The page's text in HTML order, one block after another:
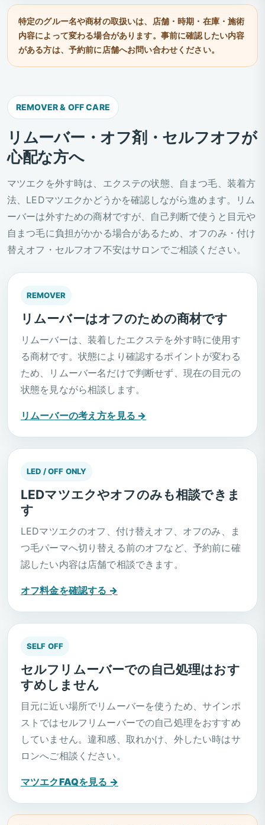
特定のグルー名や商材の取扱いは、店舗・時期・在庫・施術
内容によって変わる場合があります。事前に確認したい内容
がある方は、予約前に店舗へお問い合わせください。
REMOVER & OFF CARE
リムーバー・オフ剤・セルフオフが
心配な方へ
マツエクを外す時は、エクステの状態、自まつ毛、装着方
法、LEDマツエクかどうかを確認しながら進めます。リム
ーバーは外すための商材ですが、自己判断で使うと目元や
自まつ毛に負担がかかる場合があるため、オフのみ・付け
替えオフ・セルフオフ不安はサロンでご相談ください。
REMOVER
リムーバーはオフのための商材です
リムーバーは、装着したエクステを外す時に使用す
る商材です。状態により確認するポイントが変わる
ため、リムーバー名だけで判断せず、現在の目元の
状態を見ながら相談します。
リムーバーの考え方を見る →
LED / OFF ONLY
LEDマツエクやオフのみも相談できま
す
LEDマツエクのオフ、付け替えオフ、オフのみ、ま
つ毛パーマへ切り替える前のオフなど、予約前に確
認したい内容は店舗で相談できます。
オフ料金を確認する →
SELF OFF
セルフリムーバーでの自己処理はおす
すめしません
目元に近い場所でリムーバーを使うため、サインポ
ストではセルフリムーバーでの自己処理をおすすめ
していません。違和感、取れかけ、外したい時はサ
ロンへご相談ください。
マツエクFAQを見る →